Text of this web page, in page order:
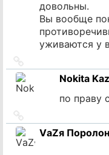
довольны.
Вы вообще
уживаются у
на
источникNokita
по праву
на
источник
VаZя Поролон